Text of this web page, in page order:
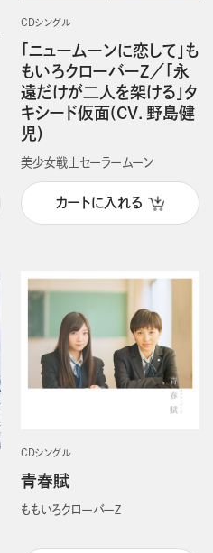
CDシングル
「ニュームーンに恋して」も
もいろクローバーZ／「永
遠だけが二人を架ける」タ
キシード仮面(CV．野島健
児)
美少女戦士セーラームーン
カートに入れる
CDシングル
青春賦
ももいろクローバーＺ